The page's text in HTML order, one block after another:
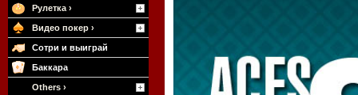
Рулетка ›
Видео покер ›
Сотри и выиграй
Баккара
Others ›